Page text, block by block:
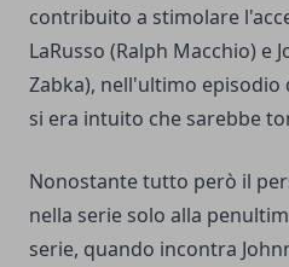
contribuito a stimolare
LaRusso (Ralph Macchio) e
Zabka), nell'ultimo episodio
si era intuito che sarebbe
Nonostante tutto però il
nella serie solo alla
serie, quando incontra